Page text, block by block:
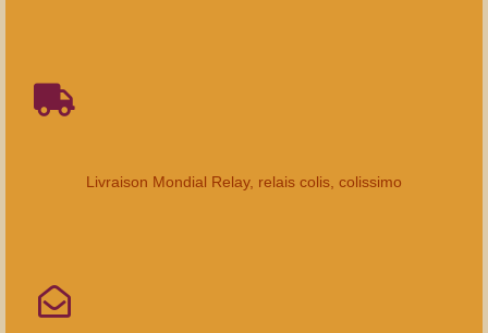
Livraison Mondial Relay, relais colis, colissimo